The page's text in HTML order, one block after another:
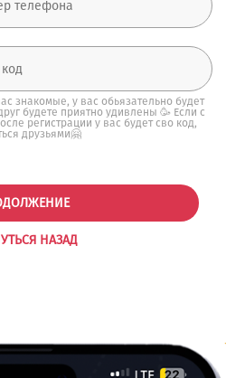
знакомые, у вас обьязательно будет
будете приятно удивлены 🥳 Если с
регистрации у вас будет сво код,
друзьями🤗
НАЗАД